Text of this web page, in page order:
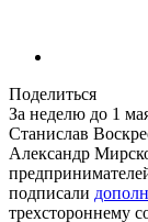
Поделиться
За неделю до 1
Станислав
Александр
подписали
трехстороннему